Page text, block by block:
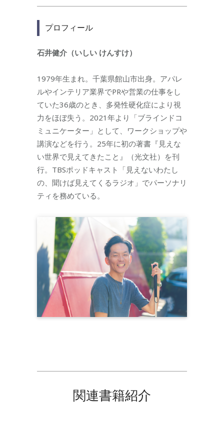
プロフィール
石井健介（いしい けんすけ）
1979年生まれ。千葉県館山市出身。アパレ
ルやインテリア業界でPRや営業の仕事をし
ていた36歳のとき、多発性硬化症により視
力をほぼ失う。2021年より「ブラインドコ
ミュニケーター」として、ワークショップや
講演などを行う。25年に初の著書『見えな
い世界で見えてきたこと』（光文社）を刊
行。TBSポッドキャスト「見えないわたし
の、聞けば見えてくるラジオ」でパーソナリ
ティを務めている。
関連書籍紹介